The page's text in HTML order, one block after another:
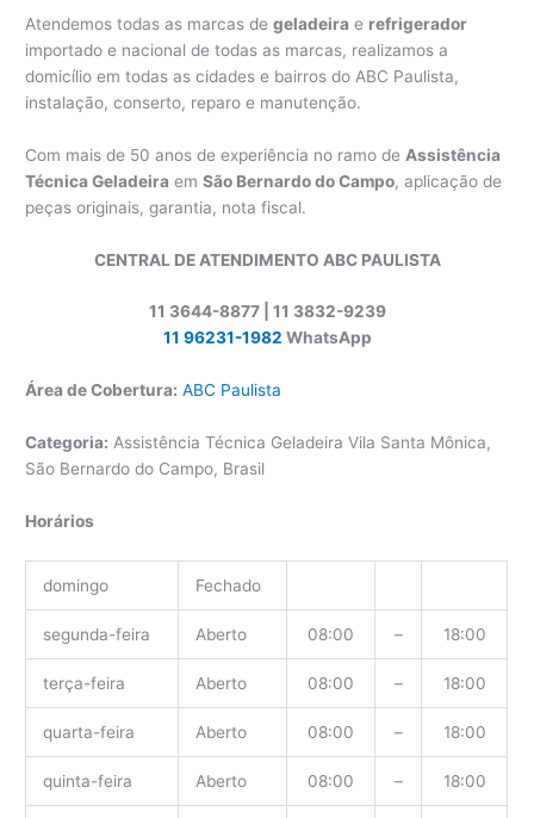
Atendemos todas as marcas degeladeira e refrigerador
importado e nacional de todas as marcas, realizamos a
domicílio em todas as cidades e bairros do ABC Paulista,
instalação, conserto, reparo e manutenção.
Com mais de 50 anos de experiência no ramo de Assistência
Técnica Geladeira emSão Bernardo do Campo, aplicação de
peças originais, garantia, nota fiscal.
CENTRAL DE ATENDIMENTO ABC PAULISTA
11 3644-8877 | 11 3832-9239
11 96231-1982 WhatsApp
Área de Cobertura: ABC Paulista
Categoria: Assistência Técnica Geladeira Vila Santa Mônica,
São Bernardo do Campo, Brasil
Horários
domingo Fechado
segunda-feira Aberto 08:00 – 18:00
terça-feira Aberto 08:00 – 18:00
quarta-feira Aberto 08:00 – 18:00
quinta-feira Aberto 08:00 – 18:00